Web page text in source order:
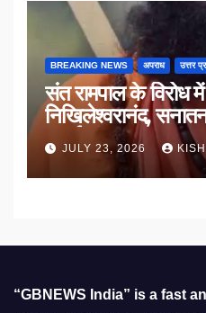
BREAKING NEWS अपराध उत्तर
संत रामपाल के विरोध
निखिलेश्वरानंद,
उठाई मांग
JULY 23, 2026
“GBNEWS India” is a fast